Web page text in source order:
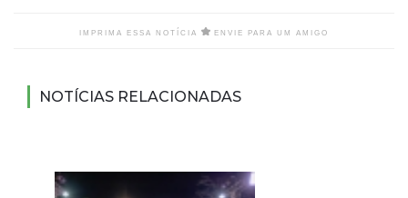
IMPRIMA ESSA NOTÍCIA ENVIE PARA UM AMIGO
NOTÍCIAS RELACIONADAS